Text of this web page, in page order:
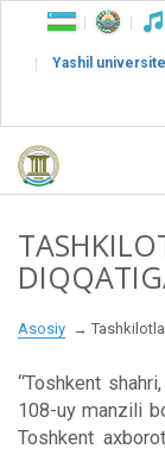
Yashil
Asosiy
“Toshkent
108-uy manzili
Toshkent